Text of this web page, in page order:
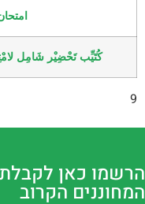
كُتَيِّب تَحْضِيْر شَامِل
9
הרשמו כאן
המחוננים הקרוב